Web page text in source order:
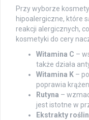
Przy wyborze
hipoalergiczne, które
reakcji alergicznych,
kosmetyki do cery
Witamina C –
także działa
Witamina K –
poprawia
Rutyna –
jest istotne w
Ekstrakty